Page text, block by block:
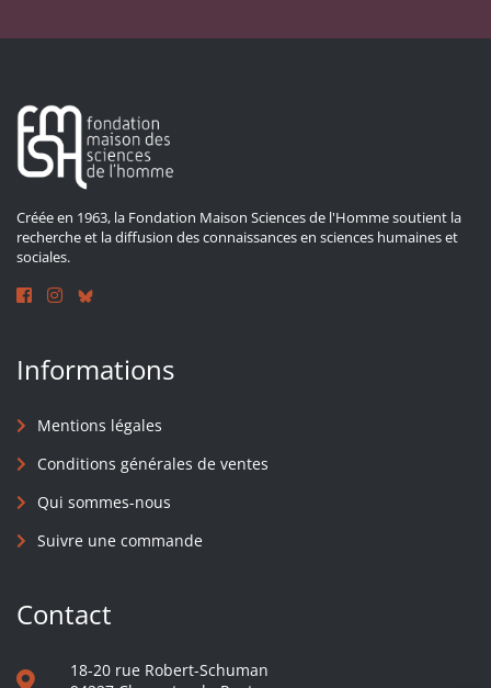
Créée en 1963, la Fondation Maison Sciences de l'Homme soutient la
recherche et la diffusion des connaissances en sciences humaines et
sociales.
Informations
Mentions légales
Conditions générales de ventes
Qui sommes-nous
Suivre une commande
Contact
18-20 rue Robert-Schuman